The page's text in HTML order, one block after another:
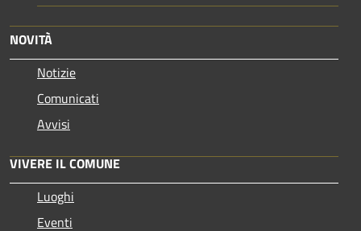
NOVITÀ
Notizie
Comunicati
Avvisi
VIVERE IL COMUNE
Luoghi
Eventi